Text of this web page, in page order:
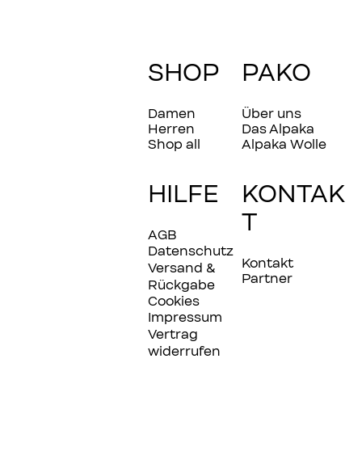
SHOP
Damen
Herren
Shop all
PAKO
Über uns
Das Alpaka
Alpaka Wolle
KONTAK
T
Kontakt
Partner
HILFE
AGB
Datenschutz
Versand &
Rückgabe
Cookies
Impressum
Vertrag
widerrufen